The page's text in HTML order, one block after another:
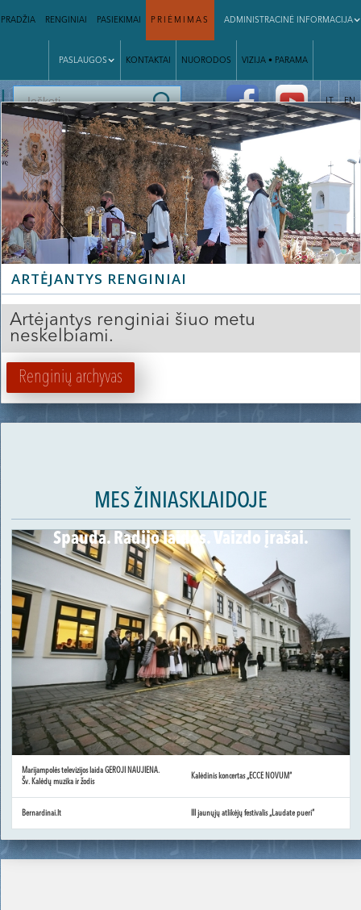
PRADŽIA RENGINIAI PASIEKIMAI PRIĖMIMAS ADMINISTRACINĖ INFORMACIJA
PASLAUGOS KONTAKTAI NUORODOS VIZIJA • PARAMA
| LT EN
ARTĖJANTYS RENGINIAI
Artėjantys renginiai šiuo metu
neskelbiami.
Renginių archyvas
MES ŽINIASKLAIDOJE
Spauda. Radijo laidos. Vaizdo įrašai.
Marijampolės televizijos laida GEROJI NAUJIENA.
Šv. Kalėdų muzika ir žodis
Kalėdinis koncertas „ECCE NOVUM“
Bernardinai.lt III jaunųjų atlikėjų festivalis „Laudate pueri“